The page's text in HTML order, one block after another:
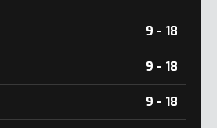
9 - 18
9 - 18
9 - 18